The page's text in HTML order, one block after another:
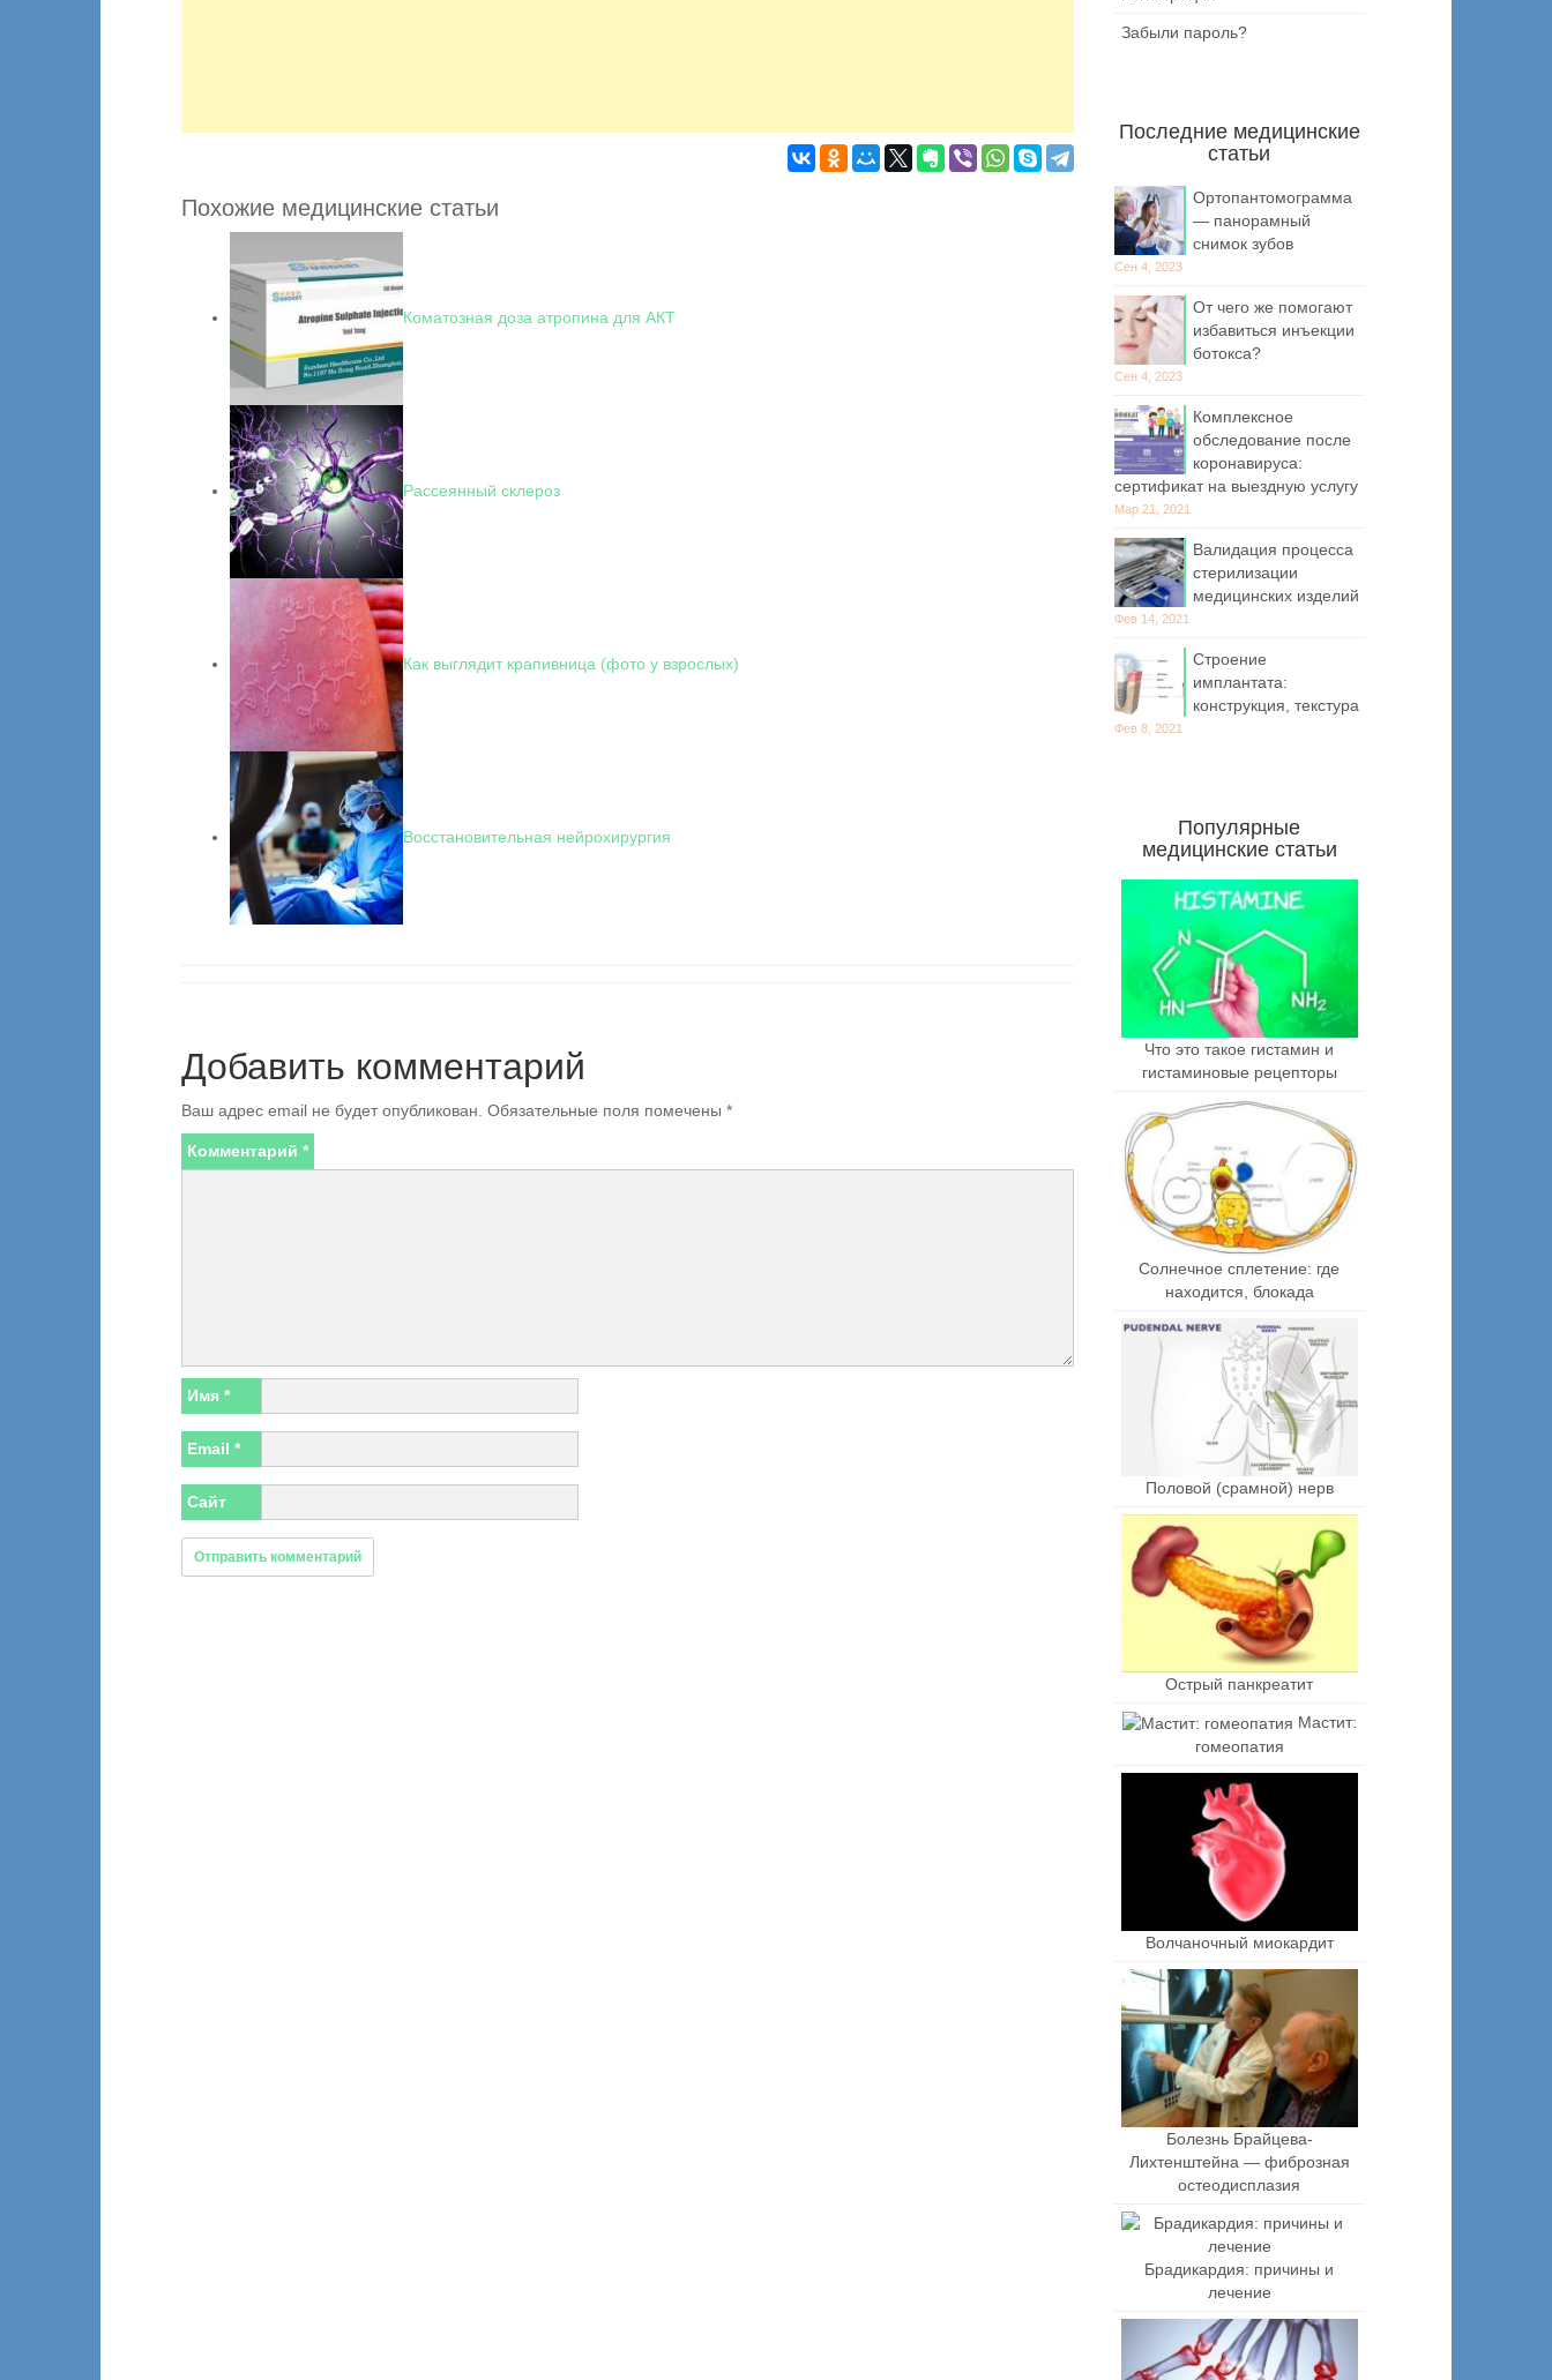
Похожие медицинские статьи
Коматозная доза атропина для АКТ
Рассеянный склероз
Как выглядит крапивница (фото у взрослых)
Восстановительная нейрохирургия
Добавить комментарий
Ваш адрес email не будет опубликован. Обязательные поля помечены *
Комментарий *
Имя *
Email *
Сайт
Забыли пароль?
Последние медицинские
статьи
Ортопантомограмма
— панорамный
снимок зубов
Сен 4, 2023
От чего же помогают
избавиться инъекции
ботокса?
Сен 4, 2023
Комплексное
обследование после
коронавируса:
сертификат на выездную услугу
Мар 21, 2021
Валидация процесса
стерилизации
медицинских изделий
Фев 14, 2021
Строение
имплантата:
конструкция, текстура
Фев 8, 2021
Популярные
медицинские статьи
Что это такое гистамин и
гистаминовые рецепторы
Солнечное сплетение: где
находится, блокада
Половой (срамной) нерв
Острый панкреатит
Мастит:
гомеопатия
Волчаночный миокардит
Болезнь Брайцева-
Лихтенштейна — фиброзная
остеодисплазия
Брадикардия: причины и
лечение